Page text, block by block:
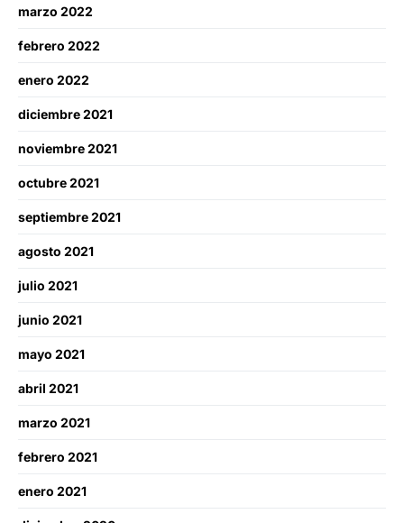
marzo 2022
febrero 2022
enero 2022
diciembre 2021
noviembre 2021
octubre 2021
septiembre 2021
agosto 2021
julio 2021
junio 2021
mayo 2021
abril 2021
marzo 2021
febrero 2021
enero 2021